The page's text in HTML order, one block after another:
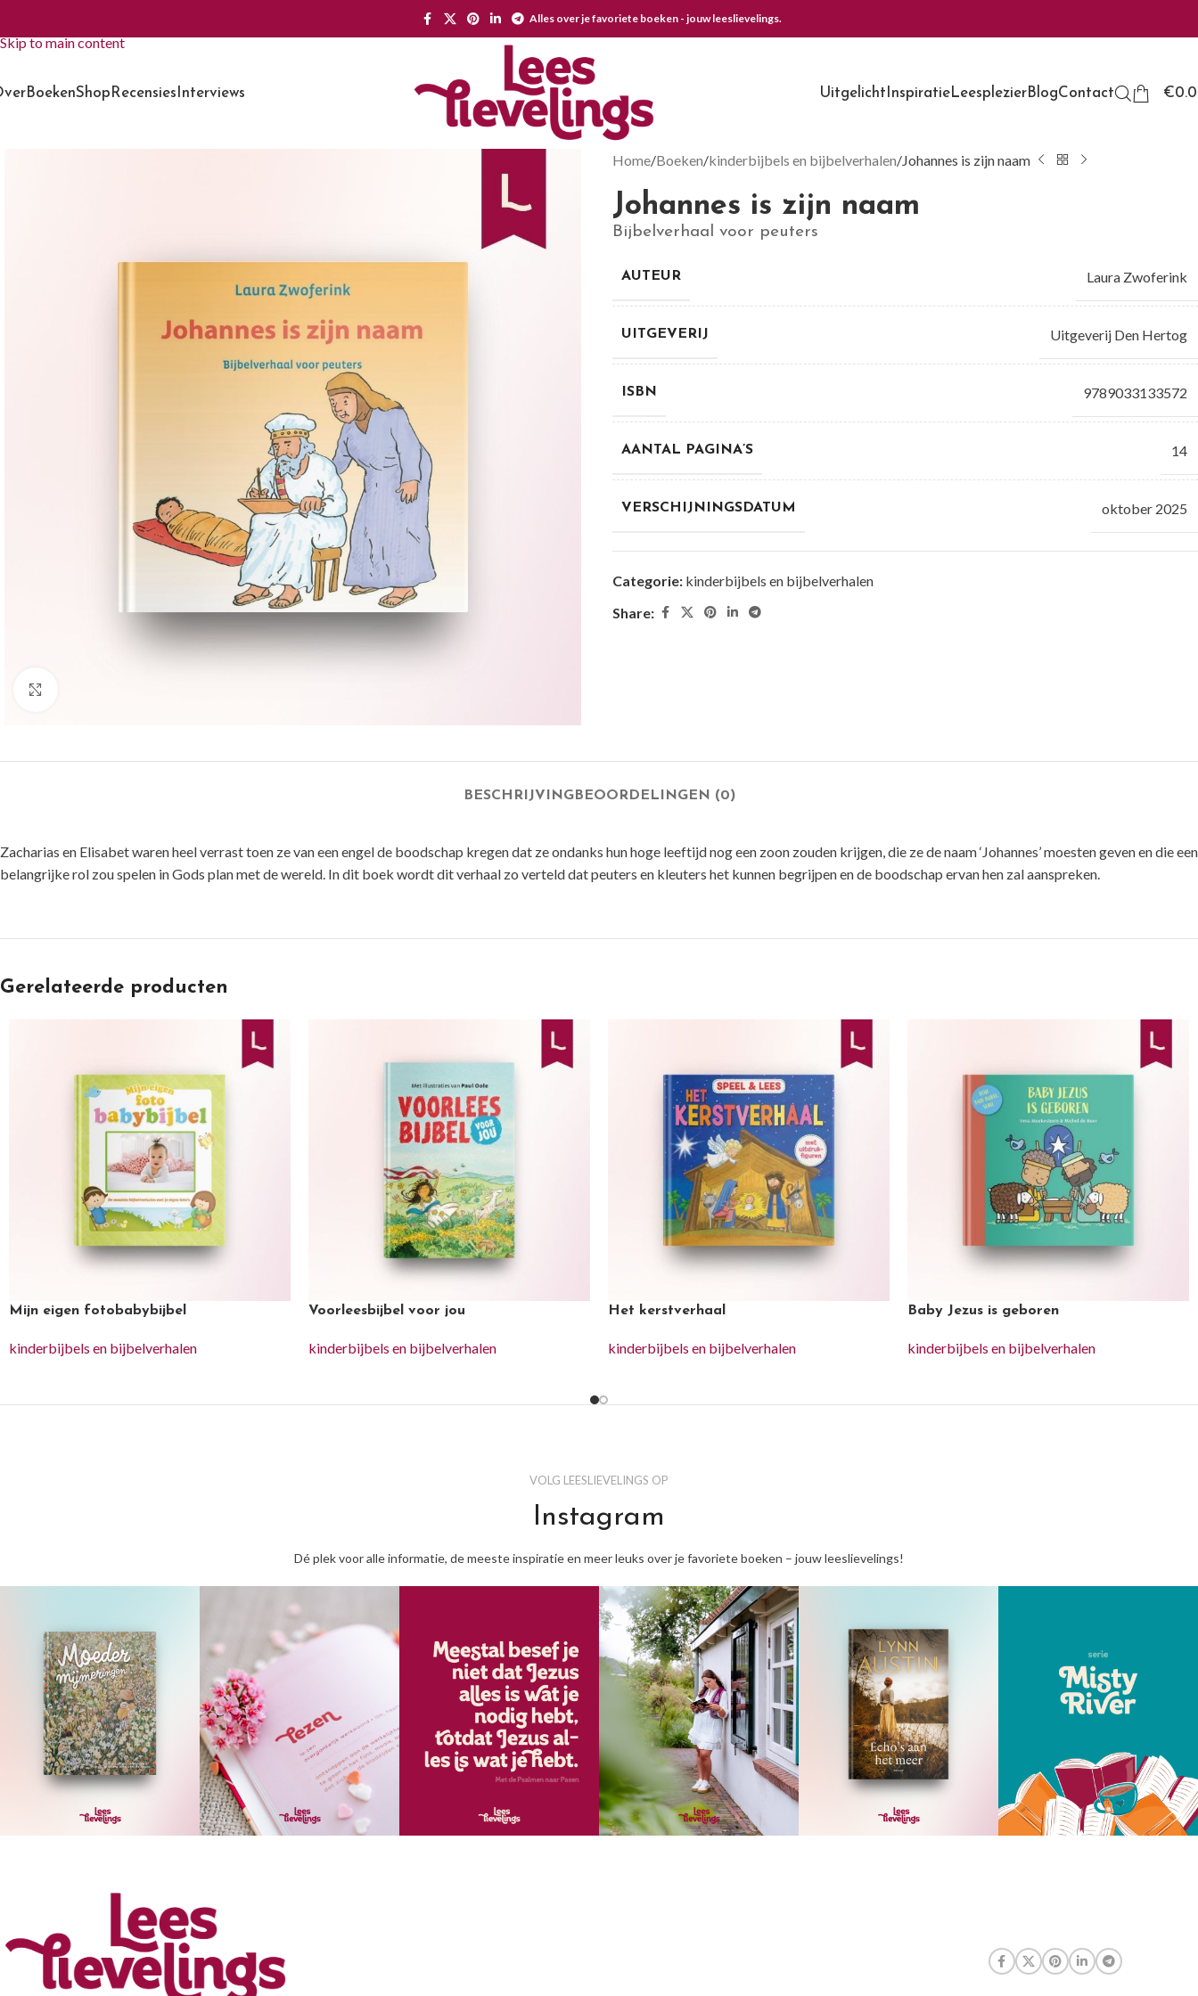
Skip to main content
Alles over je favoriete boeken - jouw leeslievelings.
BoekenShop Recensies Interviews Uitgelicht InspiratieLeesplezierBlogContact €
Home Boeken kinderbijbels en bijbelverhalen Johannes is zijn naam
Johannes is zijn naam
Bijbelverhaal voor peuters
AUTEUR Laura Zwoferink
UITGEVERIJ Uitgeverij Den Hertog
ISBN 9789033133572
AANTAL PAGINA’S 14
VERSCHIJNINGSDATUM oktober 2025
Categorie: kinderbijbels en bijbelverhalen
Share:
BESCHRIJVINGBEOORDELINGEN (0)
Zacharias en Elisabet waren heel verrast toen ze van een engel de boodschap kregen dat ze ondanks hun hoge leeftijd nog een zoon zouden krijgen, die ze de naam ‘Johannes’ moesten geven en die een
belangrijke rol zou spelen in Gods plan met de wereld. In dit boek wordt dit verhaal zo verteld dat peuters en kleuters het kunnen begrijpen en de boodschap ervan hen zal aanspreken.
Gerelateerde producten
Mijn eigen fotobabybijbel
kinderbijbels en bijbelverhalen
Voorleesbijbel voor jou
kinderbijbels en bijbelverhalen
Het kerstverhaal
kinderbijbels en bijbelverhalen
Baby Jezus is geboren
kinderbijbels en bijbelverhalen
VOLG LEESLIEVELINGS OP
Instagram
Dé plek voor alle informatie, de meeste inspiratie en meer leuks over je favoriete boeken – jouw leeslievelings!